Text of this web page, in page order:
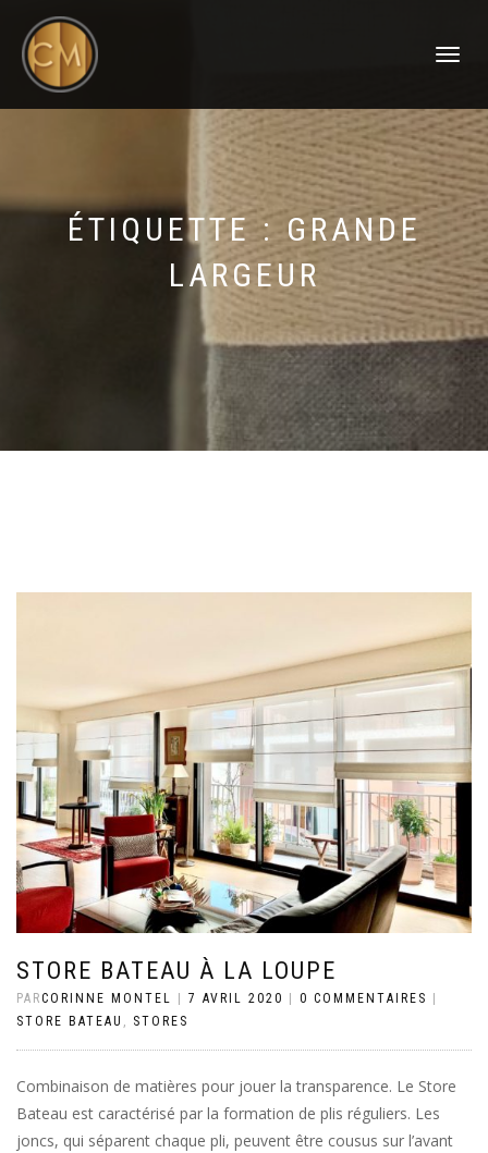
DÉPLIER
ÉTIQUETTE :GRANDE
LARGEUR
STORE BATEAU À LA LOUPE
PARCORINNE MONTEL 7 AVRIL 2020 0 COMMENTAIRES
STORE BATEAU , STORES
Combinaison de matières pour jouer la transparence. Le Store
Bateau est caractérisé par la formation de plis réguliers. Les
joncs, qui séparent chaque pli, peuvent être cousus sur l’avant